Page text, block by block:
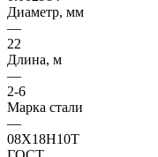
Диаметр, мм
—
22
Длина, м
—
2-6
Марка стали
—
08Х18Н10Т